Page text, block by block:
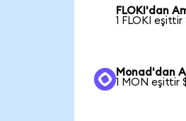
FLOKI'dan
1 FLOKI
Monad'dan
1 MON eşittir